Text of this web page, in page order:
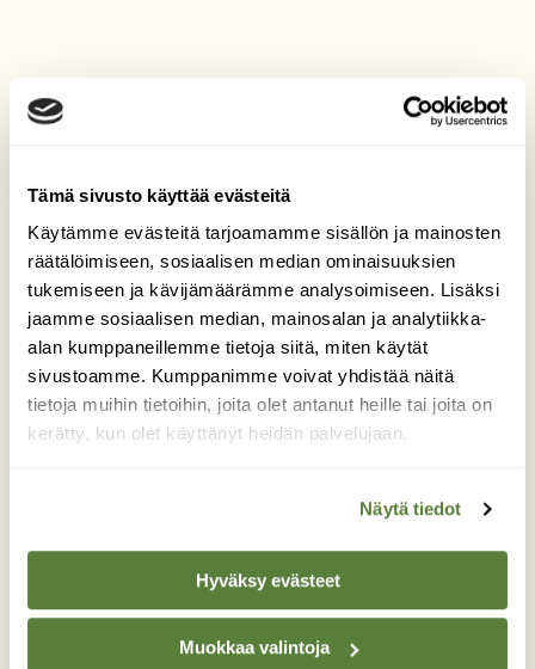
Tämä sivusto käyttää evästeitä
Käytämme evästeitä tarjoamamme sisällön ja mainosten
räätälöimiseen, sosiaalisen median ominaisuuksien
tukemiseen ja kävijämäärämme analysoimiseen. Lisäksi
jaamme sosiaalisen median, mainosalan ja analytiikka-
alan kumppaneillemme tietoja siitä, miten käytät
sivustoamme. Kumppanimme voivat yhdistää näitä
tietoja muihin tietoihin, joita olet antanut heille tai joita on
kerätty, kun olet käyttänyt heidän palvelujaan.
Näytä tiedot
Hyväksy evästeet
Muokkaa valintoja
Tilaa Suomen Luonto
Tue ajankohtaista ja asiantuntevaa
luonto- ja ympäristöjournalismia.
Tilaa Suomen Luonto ja tule mukaan
luonnonystävien joukkoon!
Alk. 3 numeroa 23,40 €.